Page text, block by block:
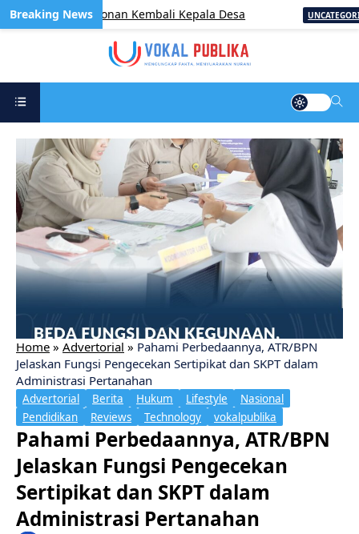
Pencalonan Kembali Kepala Desa UNCATEGORIZED
Home » Advertorial » Pahami Perbedaannya, ATR/BPN
Jelaskan Fungsi Pengecekan Sertipikat dan SKPT dalam
Administrasi Pertanahan
Advertorial Berita Hukum Lifestyle
Nasional
Pendidikan
Reviews Technology vokalpublika
Pahami Perbedaannya, ATR/BPN
Jelaskan Fungsi Pengecekan
Sertipikat dan SKPT dalam
Administrasi Pertanahan